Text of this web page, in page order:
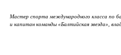
Мастер спорта международного класса по
и капитан команды «Балтийская звезда»,